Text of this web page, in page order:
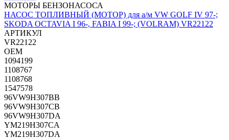
МОТОРЫ БЕНЗОНАСОСА
НАСОС ТОПЛИВНЫЙ (МОТОР) для а/м VW GOLF IV 97-;
SKODA OCTAVIA I 96-, FABIA I 99-; (VOLRAM) VR22122
АРТИКУЛ
VR22122
OEM
1094199
1108767
1108768
1547578
96VW9H307BB
96VW9H307CB
96VW9H307DA
YM219H307CA
YM219H307DA